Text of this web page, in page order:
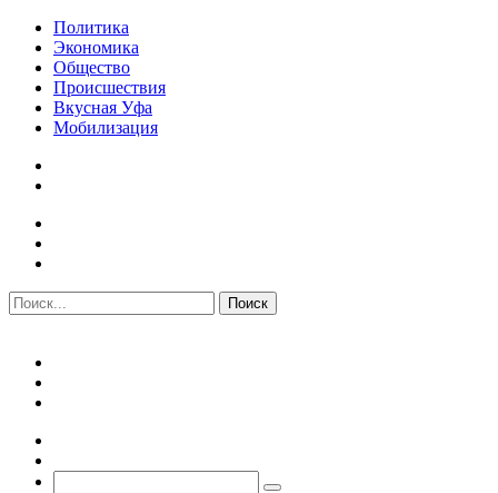
Политика
Экономика
Общество
Происшествия
Вкусная Уфа
Мобилизация